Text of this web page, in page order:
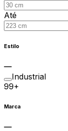
Até
Estilo
Industrial
99+
Marca